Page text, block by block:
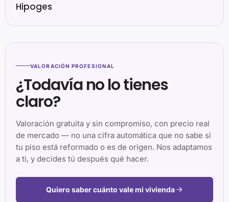
Hipoges
VALORACIÓN PROFESIONAL
¿Todavía no lo tienes
claro?
Valoración gratuita y sin compromiso, con precio real
de mercado — no una cifra automática que no sabe si
tu piso está reformado o es de origen. Nos adaptamos
a ti, y decides tú después qué hacer.
Quiero saber cuánto vale mi vivienda